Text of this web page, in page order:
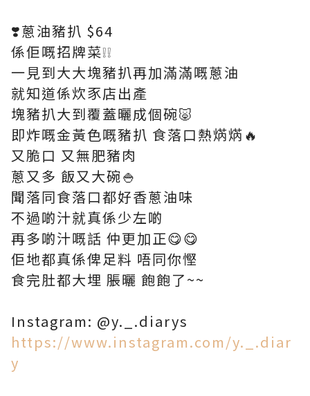
❣️蔥油豬扒 $64
係佢嘅招牌菜❕❕
一見到大大塊豬扒再加滿滿嘅蔥油
就知道係炊豕店出產
塊豬扒大到覆蓋曬成個碗🐷
即炸嘅金黃色嘅豬扒 食落口熱焫焫🔥
又脆口 又無肥豬肉
蔥又多 飯又大碗🍚
聞落同食落口都好香蔥油味
不過啲汁就真係少左啲
再多啲汁嘅話 仲更加正😋😋
佢地都真係俾足料 唔同你慳
食完肚都大埋 脹曬 飽飽了~~
Instagram: @y._.diarys
https://www.instagram.com/y._.diar
y